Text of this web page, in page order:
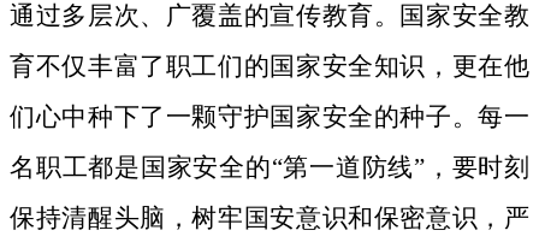
通过多层次、广覆盖的宣传教育。国家安全教
育不仅丰富了职工们的国家安全知识，更在他
们心中种下了一颗守护国家安全的种子。每一
名职工都是国家安全的“第一道防线”，要时刻
保持清醒头脑，树牢国安意识和保密意识，严